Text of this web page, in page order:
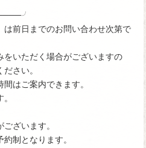
前日までのお問い合わせ次第で
をいただく場合がございますの
さい。
はご案内できます。
ざいます。
制となります。